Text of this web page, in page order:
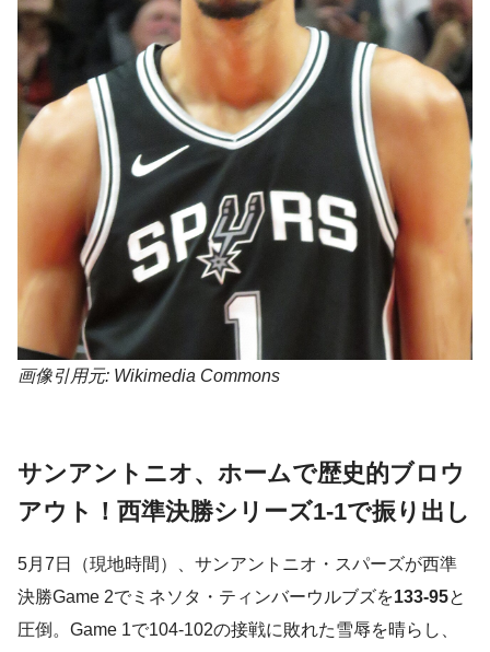
画像引用元: Wikimedia Commons
サンアントニオ、ホームで歴史的ブロウ
アウト！西準決勝シリーズ1-1で振り出し
5月7日（現地時間）、サンアントニオ・スパーズが西準
決勝Game 2でミネソタ・ティンバーウルブズを133-95と
圧倒。Game 1で104-102の接戦に敗れた雪辱を晴らし、